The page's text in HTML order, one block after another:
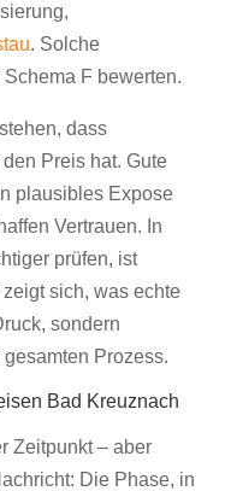
. Solche
F bewerten.
dass
Preis hat. Gute
plausibles Expose
Vertrauen. In
prüfen, ist
sich, was echte
sondern
Prozess.
Bad Kreuznach
Zeitpunkt – aber
Die Phase, in